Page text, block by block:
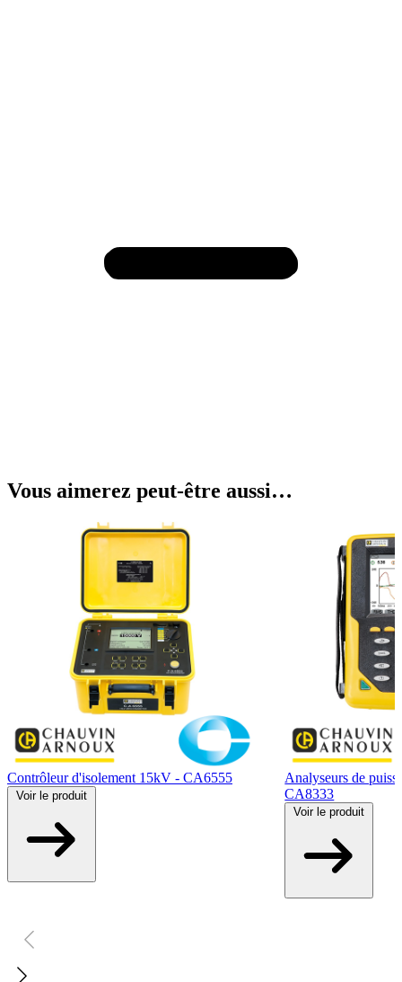
Vous aimerez peut-être aussi…
Contrôleur d'isolement 15kV - CA6555
Voir le produit
Analyseurs de
CA8333
Voir le produit